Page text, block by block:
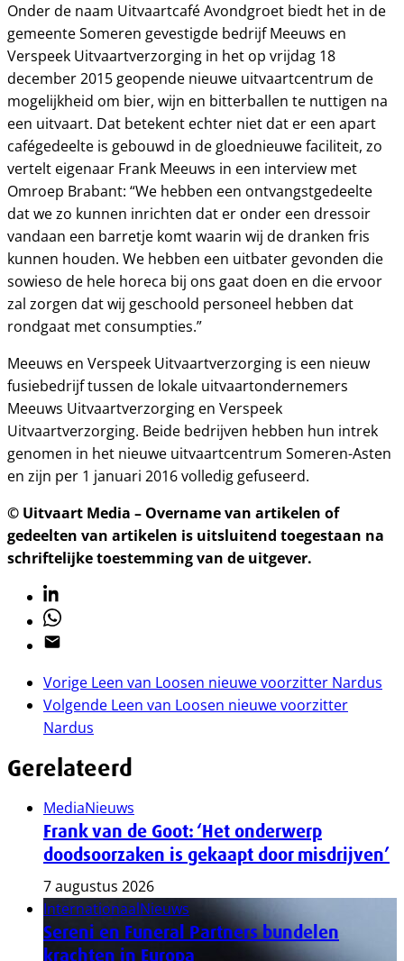
Onder de naam Uitvaartcafé Avondgroet biedt het in de
gemeente Someren gevestigde bedrijf Meeuws en
Verspeek Uitvaartverzorging in het op vrijdag 18
december 2015 geopende nieuwe uitvaartcentrum de
mogelijkheid om bier, wijn en bitterballen te nuttigen na
een uitvaart. Dat betekent echter niet dat er een apart
cafégedeelte is gebouwd in de gloednieuwe faciliteit, zo
vertelt eigenaar Frank Meeuws in een interview met
Omroep Brabant: “We hebben een ontvangstgedeelte
dat we zo kunnen inrichten dat er onder een dressoir
vandaan een barretje komt waarin wij de dranken fris
kunnen houden. We hebben een uitbater gevonden die
sowieso de hele horeca bij ons gaat doen en die ervoor
zal zorgen dat wij geschoold personeel hebben dat
rondgaat met consumpties.”
Meeuws en Verspeek Uitvaartverzorging is een nieuw
fusiebedrijf tussen de lokale uitvaartondernemers
Meeuws Uitvaartverzorging en Verspeek
Uitvaartverzorging. Beide bedrijven hebben hun intrek
genomen in het nieuwe uitvaartcentrum Someren-Asten
en zijn per 1 januari 2016 volledig gefuseerd.
© Uitvaart Media – Overname van artikelen of
gedeelten van artikelen is uitsluitend toegestaan na
schriftelijke toestemming van de uitgever.
Linkedin
Whatsapp
Email
Vorige Leen van Loosen nieuwe voorzitter Nardus
Volgende Leen van Loosen nieuwe voorzitter
Nardus
Gerelateerd
MediaNieuws
Frank van de Goot: ‘Het onderwerp
doodsoorzaken is gekaapt door misdrijven’
7 augustus 2026
InternationaalNieuws
Sereni en Funeral Partners bundelen
krachten in Europa